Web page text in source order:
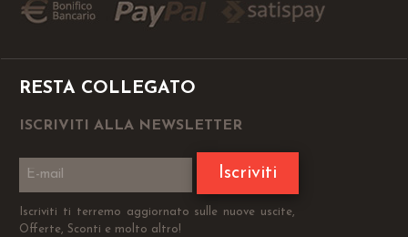
RESTA COLLEGATO
ISCRIVITI ALLA NEWSLETTER
Iscriviti
Iscriviti ti terremo aggiornato sulle nuove uscite,
Offerte, Sconti e molto altro!